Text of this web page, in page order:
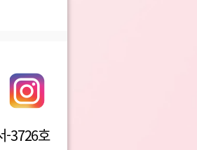
-3726호